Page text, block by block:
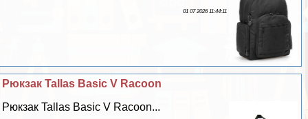
01 07 2026 11:44:11
Рюкзак Tallas Basic V Racoon
Рюкзак Tallas Basic V Racoon...